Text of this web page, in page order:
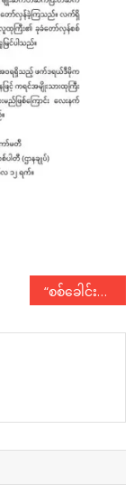
“စစ်ခေါင်းဆောင် ရှေ့ဆက် ဘယ်ခြေလှမ်း လှမ်းမလဲ”